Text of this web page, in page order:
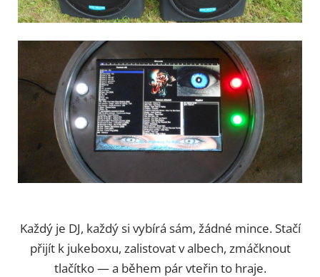
Každý je DJ, každý si vybírá sám, žádné mince. Stačí
přijít k jukeboxu, zalistovat v albech, zmáčknout
tlačítko — a během pár vteřin to hraje.